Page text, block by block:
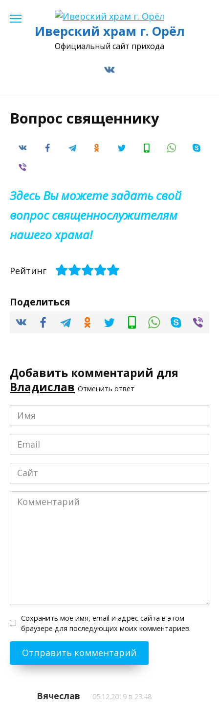
содержаниюИверский храм г. Орёл
Официальный сайт прихода
Вопрос священнику
Здесь Вы можете задать свой
вопрос священнослужителям
нашего храма!
Рейтинг
Поделиться
Добавить комментарий для
Владислав Отменить ответ
Имя
*
Email
*
Сайт
Комментарий
Сохранить моё имя, email и адрес сайта в этом
браузере для последующих моих комментариев.
Вячеслав 05.12.2019 в 23:48